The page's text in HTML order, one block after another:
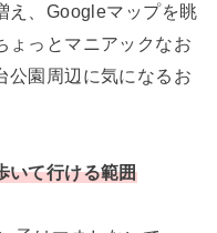
え、Googleマップを眺
っとマニアックなお
公園周辺に気になるお
いて行ける範囲